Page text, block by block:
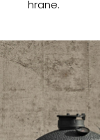
hrane.